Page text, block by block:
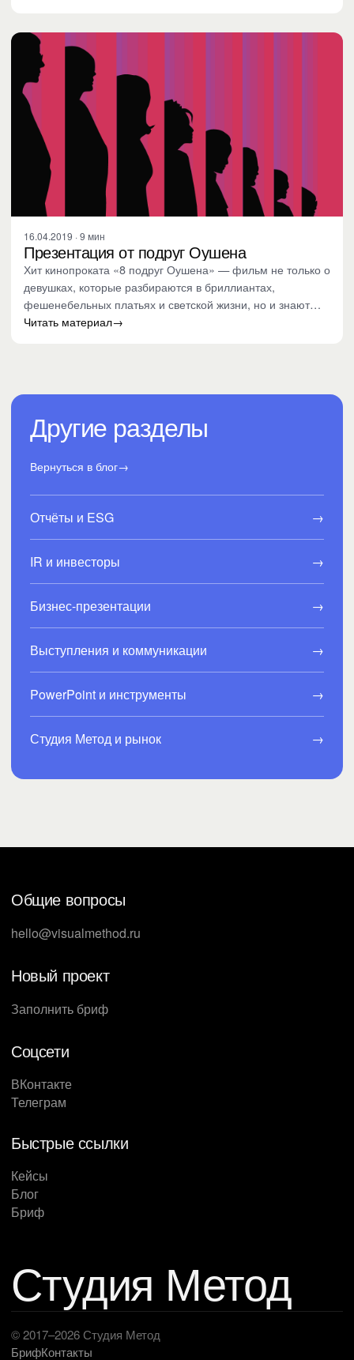
16.04.2019 · 9 мин
Презентация от подруг Оушена
Хит кинопроката «8 подруг Оушена» — фильм не только о
девушках, которые разбираются в бриллиантах,
фешенебельных платьях и светской жизни, но и знают
настоящую цену…
Читать материал→
Другие разделы
Вернуться в блог→
Отчёты и ESG →
IR и инвесторы →
Бизнес-презентации →
Выступления и коммуникации →
PowerPoint и инструменты →
Студия Метод и рынок →
Общие вопросы
hello@visualmethod.ru
Новый проект
Заполнить бриф
Соцсети
ВКонтакте
Телеграм
Быстрые ссылки
Кейсы
Блог
Бриф
Студия Метод
© 2017–2026 Студия Метод
БрифКонтакты